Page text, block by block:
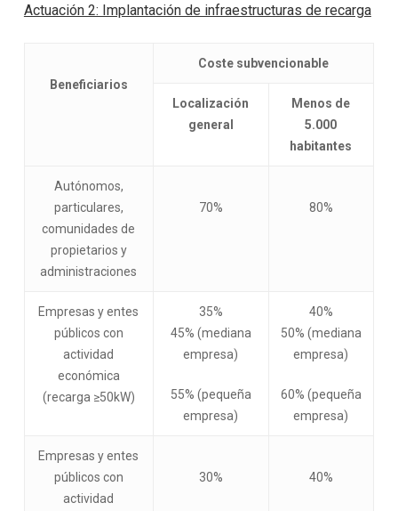
Actuación 2: Implantación de infraestructuras de recarga
Beneficiarios
Coste subvencionable
Localización
general
Menos de
5.000
habitantes
Autónomos,
particulares,
comunidades de
propietarios y
administraciones
70% 80%
Empresas y entes
públicos con
actividad
económica
(recarga ≥50kW)
35%
45% (mediana
empresa)
55% (pequeña
empresa)
40%
50% (mediana
empresa)
60% (pequeña
empresa)
Empresas y entes
públicos con
actividad
30% 40%